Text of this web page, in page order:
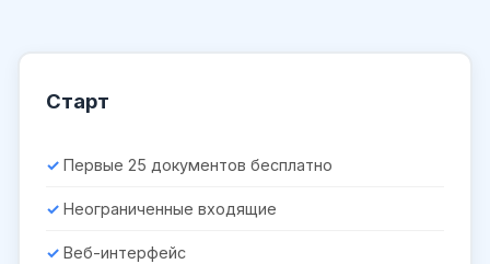
Старт
Первые 25 документов бесплатно
Неограниченные входящие
Веб-интерфейс